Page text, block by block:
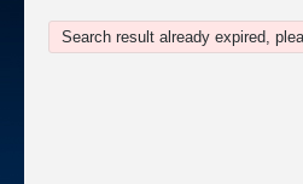
Search result already expired,